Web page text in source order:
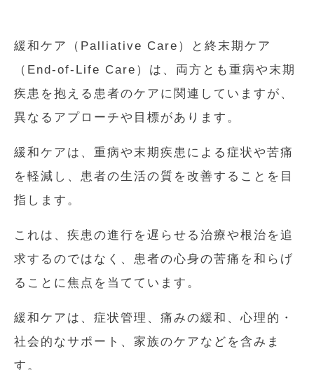
緩和ケア（Palliative Care）と終末期ケア
（End-of-Life Care）は、両方とも重病や末期
疾患を抱える患者のケアに関連していますが、
異なるアプローチや目標があります。
緩和ケアは、重病や末期疾患による症状や苦痛
を軽減し、患者の生活の質を改善することを目
指します。
これは、疾患の進行を遅らせる治療や根治を追
求するのではなく、患者の心身の苦痛を和らげ
ることに焦点を当てています。
緩和ケアは、症状管理、痛みの緩和、心理的・
社会的なサポート、家族のケアなどを含みま
す。